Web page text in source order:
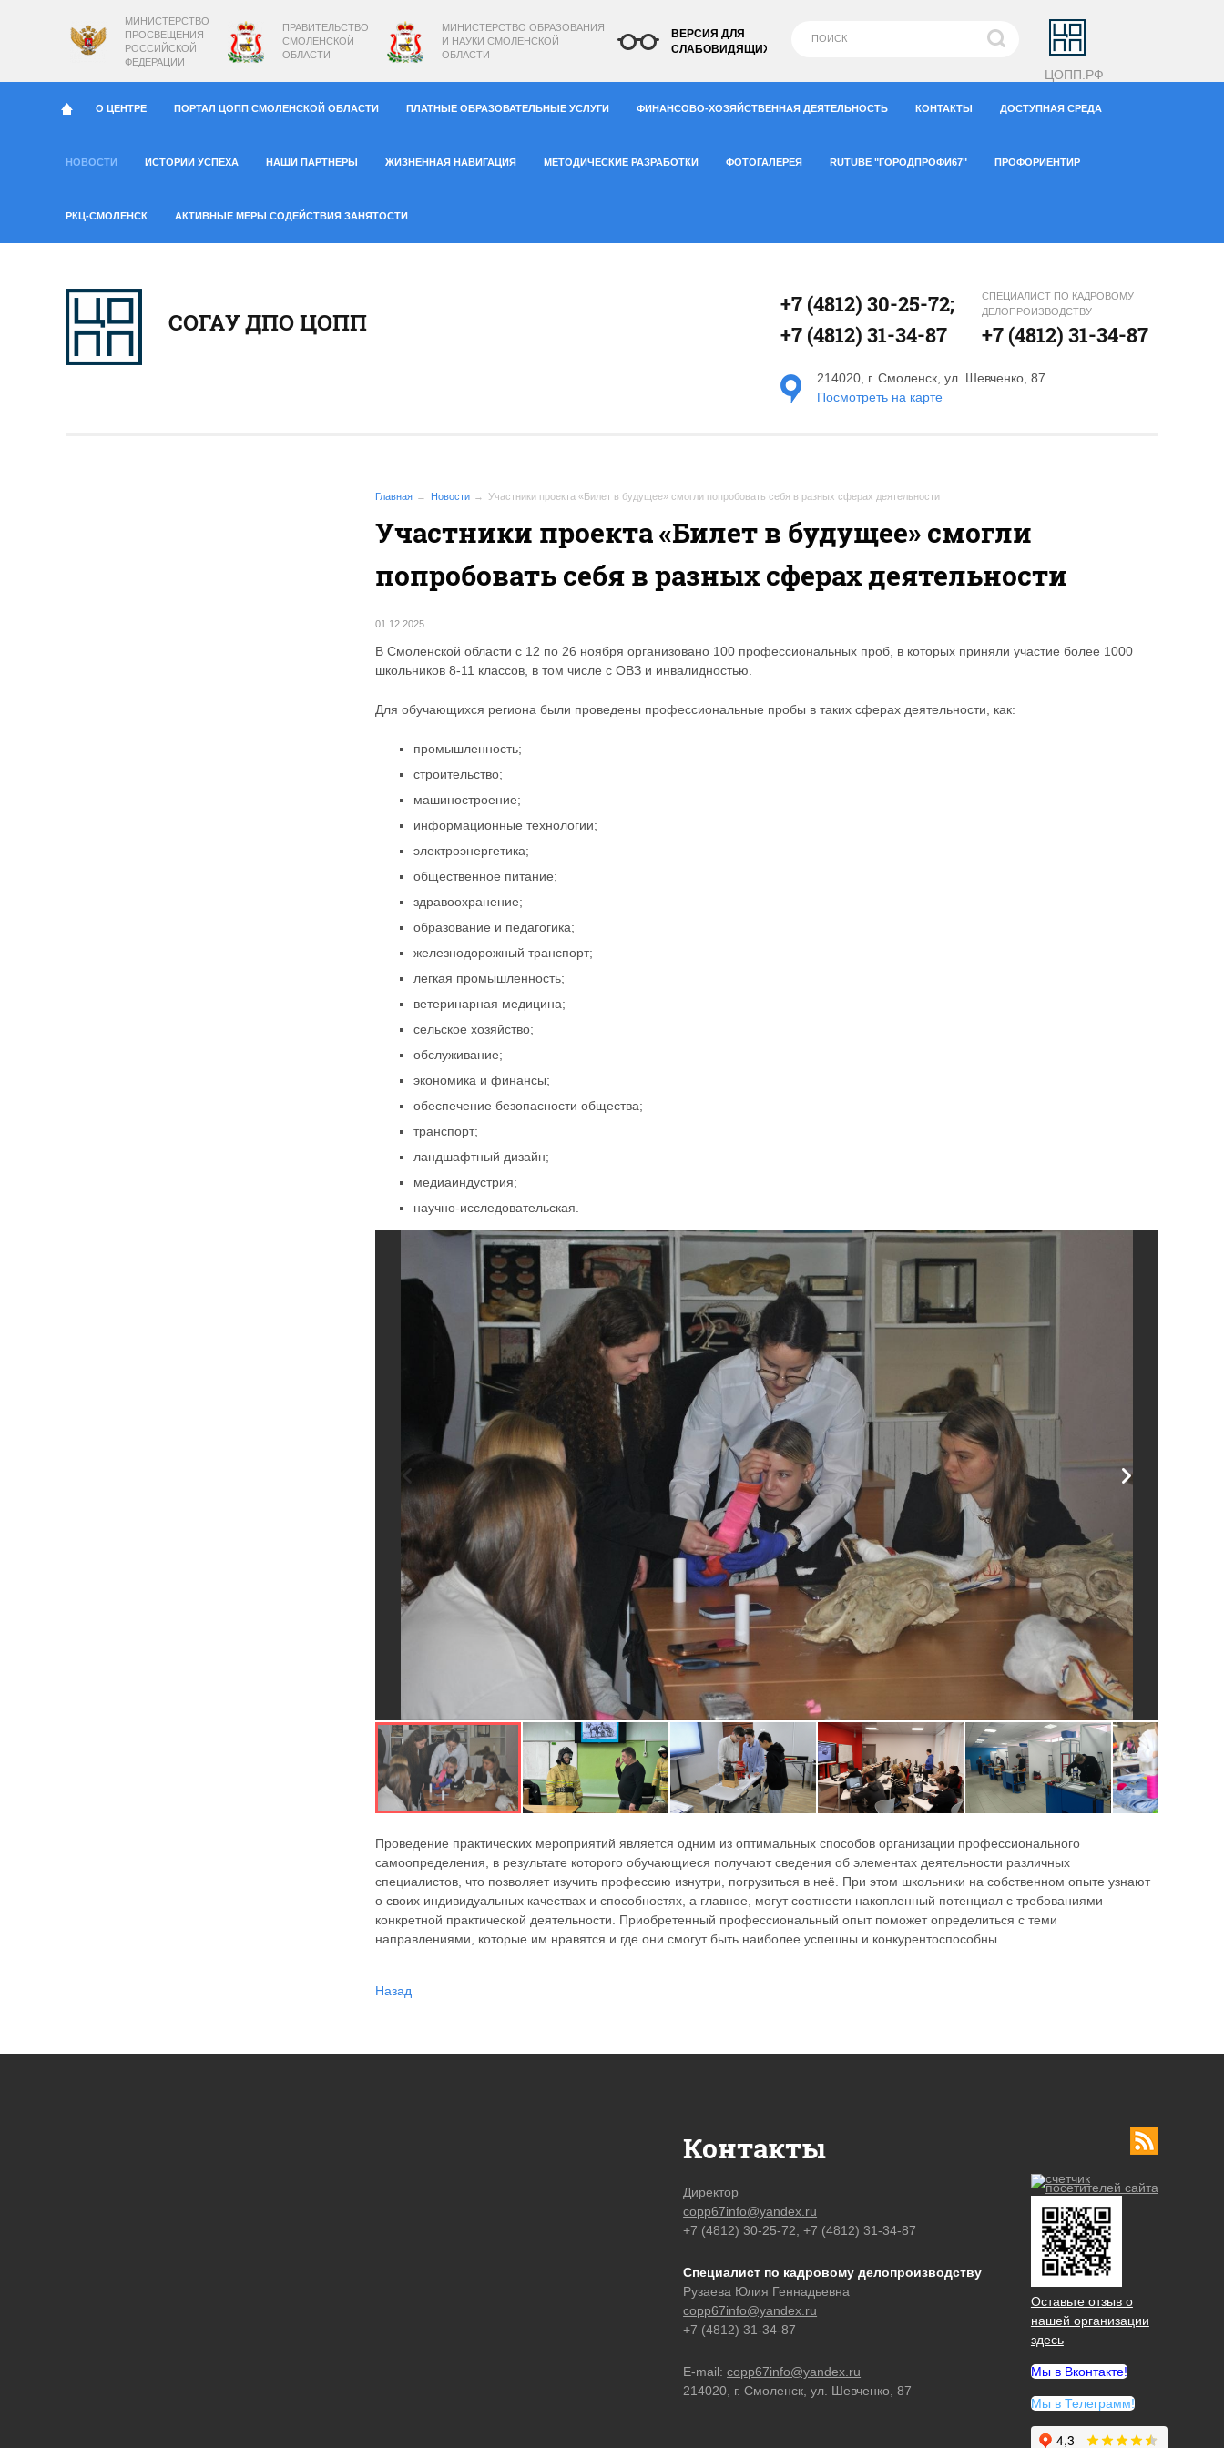
МИНИСТЕРСТВО
ПРОСВЕЩЕНИЯ
РОССИЙСКОЙ
ФЕДЕРАЦИИ
ПРАВИТЕЛЬСТВО
СМОЛЕНСКОЙ
ОБЛАСТИ
МИНИСТЕРСТВО ОБРАЗОВАНИЯ
И НАУКИ СМОЛЕНСКОЙ
ОБЛАСТИ
ЦОПП.РФ
ВЕРСИЯ ДЛЯ
СЛАБОВИДЯЩИХ
О ЦЕНТРЕ ПОРТАЛ ЦОПП СМОЛЕНСКОЙ ОБЛАСТИ ПЛАТНЫЕ ОБРАЗОВАТЕЛЬНЫЕ УСЛУГИ ФИНАНСОВО-ХОЗЯЙСТВЕННАЯ ДЕЯТЕЛЬНОСТЬ КОНТАКТЫ ДОСТУПНАЯ СРЕДА
НОВОСТИ ИСТОРИИ УСПЕХА НАШИ ПАРТНЕРЫ ЖИЗНЕННАЯ НАВИГАЦИЯ МЕТОДИЧЕСКИЕ РАЗРАБОТКИ ФОТОГАЛЕРЕЯ RUTUBE "ГОРОДПРОФИ67" ПРОФОРИЕНТИР
РКЦ-СМОЛЕНСК АКТИВНЫЕ МЕРЫ СОДЕЙСТВИЯ ЗАНЯТОСТИ
СОГАУ ДПО ЦОПП
+7 (4812) 30-25-72;
+7 (4812) 31-34-87
СПЕЦИАЛИСТ ПО КАДРОВОМУ
ДЕЛОПРОИЗВОДСТВУ
+7 (4812) 31-34-87
214020, г. Смоленск, ул. Шевченко, 87
Посмотреть на карте
Главная Новости Участники проекта «Билет в будущее» смогли попробовать себя в разных сферах деятельности
Участники проекта «Билет в будущее» смогли
попробовать себя в разных сферах деятельности
01.12.2025
В Смоленской области с 12 по 26 ноября организовано 100 профессиональных проб, в которых приняли участие более 1000
школьников 8-11 классов, в том числе с ОВЗ и инвалидностью.
Для обучающихся региона были проведены профессиональные пробы в таких сферах деятельности, как:
промышленность;
строительство;
машиностроение;
информационные технологии;
электроэнергетика;
общественное питание;
здравоохранение;
образование и педагогика;
железнодорожный транспорт;
легкая промышленность;
ветеринарная медицина;
сельское хозяйство;
обслуживание;
экономика и финансы;
обеспечение безопасности общества;
транспорт;
ландшафтный дизайн;
медиаиндустрия;
научно-исследовательская.
Проведение практических мероприятий является одним из оптимальных способов организации профессионального
самоопределения, в результате которого обучающиеся получают сведения об элементах деятельности различных
специалистов, что позволяет изучить профессию изнутри, погрузиться в неё. При этом школьники на собственном опыте узнают
о своих индивидуальных качествах и способностях, а главное, могут соотнести накопленный потенциал с требованиями
конкретной практической деятельности. Приобретенный профессиональный опыт поможет определиться с теми
направлениями, которые им нравятся и где они смогут быть наиболее успешны и конкурентоспособны.
Назад
Оставьте отзыв о
нашей организации
здесь
Мы в Вконтакте!
Мы в Телеграмм!
Контакты
Директор
copp67info@yandex.ru
+7 (4812) 30-25-72; +7 (4812) 31-34-87
Специалист по кадровому делопроизводству
Рузаева Юлия Геннадьевна
copp67info@yandex.ru
+7 (4812) 31-34-87
E-mail:copp67info@yandex.ru
214020, г. Смоленск, ул. Шевченко, 87